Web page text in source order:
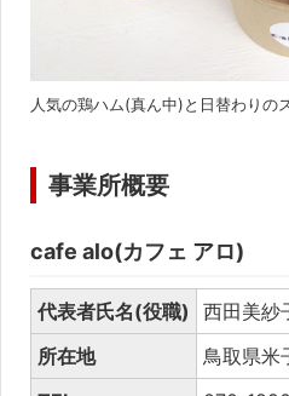
人気の鶏ハム(真ん中)と日替わりの
事業所概要
cafe alo(カフェ アロ)
代表者氏名(役職)
西田美紗
所在地
鳥取県米